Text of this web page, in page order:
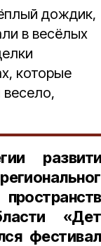
дождик,
в весёлых
которые